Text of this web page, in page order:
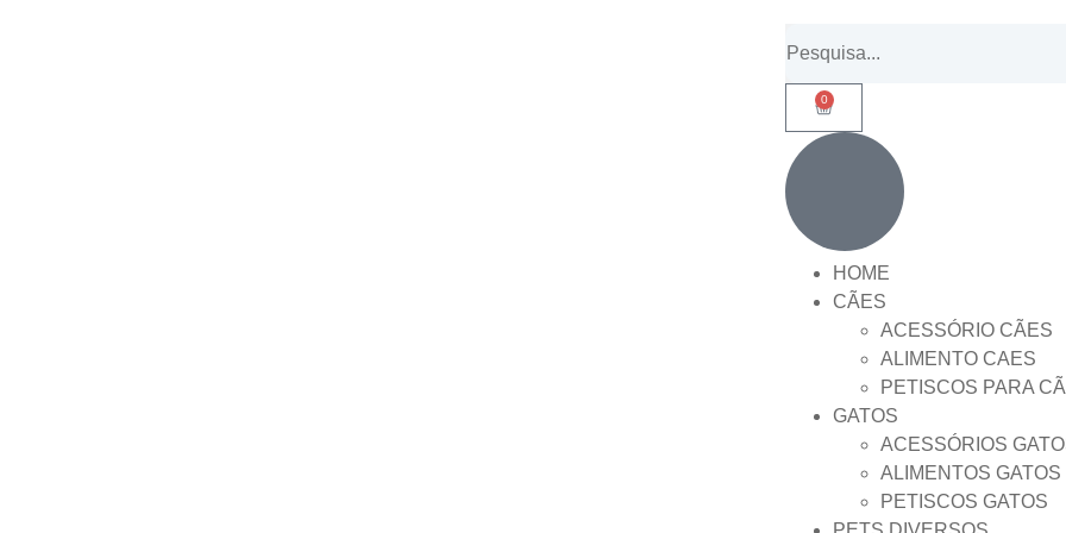
0
HOME
CÃES
ACESSÓRIO CÃES
ALIMENTO CAES
PETISCOS PARA
GATOS
ACESSÓRIOS
ALIMENTOS GATOS
PETISCOS GATOS